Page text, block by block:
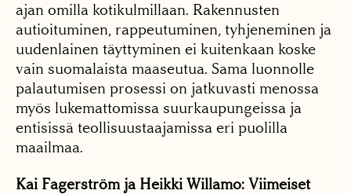
ajan omilla kotikulmillaan. Rakennusten
autioituminen, rappeutuminen, tyhjeneminen ja
uudenlainen täyttyminen ei kuitenkaan koske
vain suomalaista maaseutua. Sama luonnolle
palautumisen prosessi on jatkuvasti menossa
myös lukemattomissa suurkaupungeissa ja
entisissä teollisuustaajamissa eri puolilla
maailmaa.
Kai Fagerström ja Heikki Willamo: Viimeiset